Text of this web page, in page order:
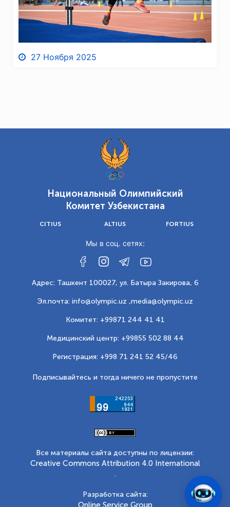
27 Ноября 2025
Национальный Олимпийский
Комитет Узбекистана
CITIUS ALTIUS FORTIUS
Мы в соц. сетях:
Адрес: Ташкент 100027, ул. Батыра Закирова, 6
Эл.почта: info@olympic.uz ,media@olympic.uz
Комитет: +99871 244 41 41
Медицинский центр: +99855 502 88 44
Регистрация: +998 71 241 52 45/46
Подписывайтесь и тогда ничего не пропустите
Все материалы сайта доступны по лицензии:
Creative Commons Attribution 4.0 International
.
Разработка сайта:
Online Service Group